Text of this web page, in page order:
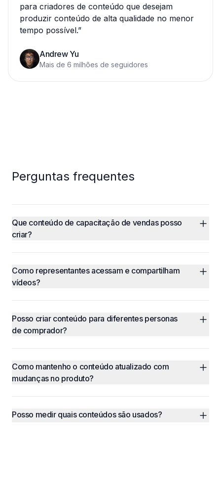
para criadores de conteúdo que desejam
produzir conteúdo de alta qualidade no menor
tempo possível.”
Andrew Yu
Mais de 6 milhões de seguidores
Perguntas frequentes
Que conteúdo de capacitação de vendas posso
criar?
Como representantes acessam e compartilham
vídeos?
Posso criar conteúdo para diferentes personas
de comprador?
Como mantenho o conteúdo atualizado com
mudanças no produto?
Posso medir quais conteúdos são usados?